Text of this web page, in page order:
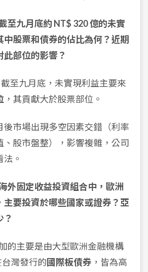
至九月底約 NT$ 320 億的未實
中股票和債券的佔比為何？近期
部位的影響？
截至九月底，未實現利益主要來
，其貢獻大於股票部位。
後市場出現多空因素交錯（利率
、股市盤整），影響複雜，公司
。
外固定收益投資組合中，歐洲
主要投資於哪些國家或證券？亞
？
的主要是由大型歐洲金融機構
台灣發行的國際板債券 ，皆為高